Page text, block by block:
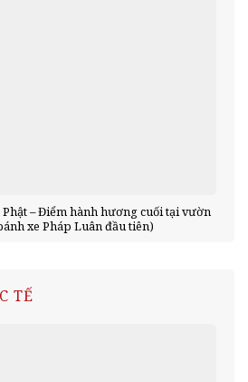
– Điểm hành hương cuối tại vườn
xe Pháp Luân đầu tiên)
TẾ